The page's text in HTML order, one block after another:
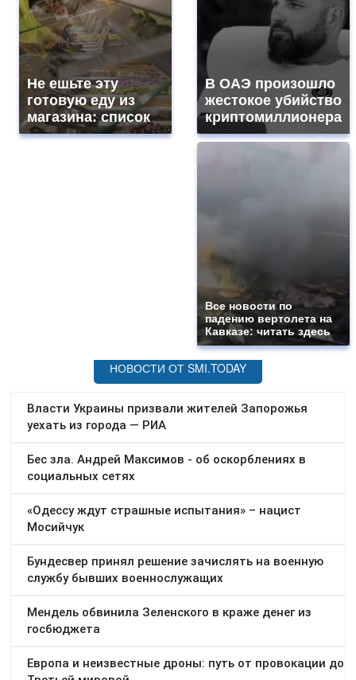
Не ешьте эту
готовую еду из
магазина: список
В ОАЭ произошло
жестокое убийство
криптомиллионера
Все новости по
падению вертолета на
Кавказе: читать здесь